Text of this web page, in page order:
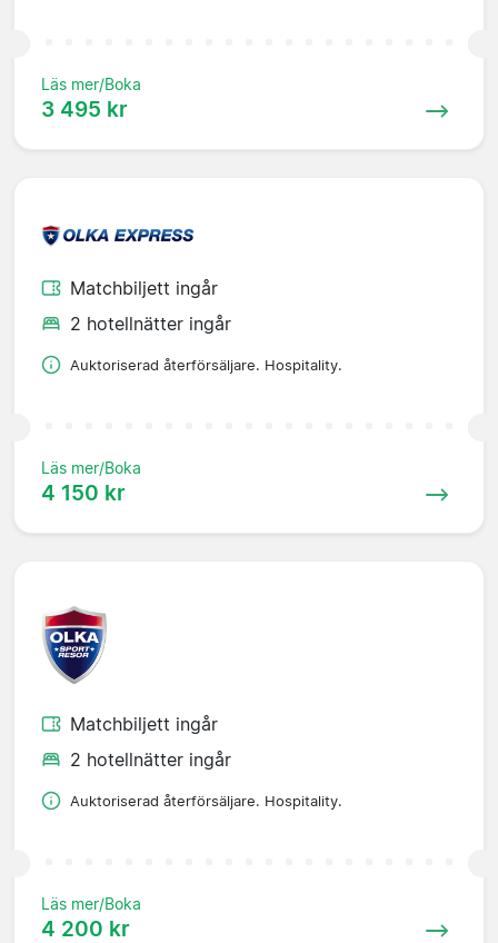
Läs mer/Boka
3 495 kr
Matchbiljett ingår
2 hotellnätter ingår
Auktoriserad återförsäljare. Hospitality.
Läs mer/Boka
4 150 kr
Matchbiljett ingår
2 hotellnätter ingår
Auktoriserad återförsäljare. Hospitality.
Läs mer/Boka
4 200 kr